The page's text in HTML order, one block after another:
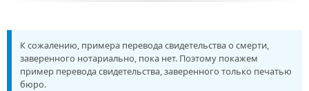
К сожалению, примера перевода свидетельства о смерти,
заверенного нотариально, пока нет. Поэтому покажем
пример перевода свидетельства, заверенного только печатью
бюро.